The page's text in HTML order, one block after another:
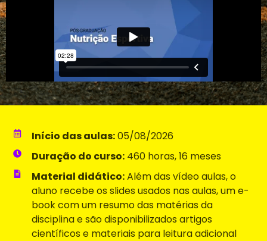
Início das aulas:05/08/2026
Duração do curso:460 horas, 16 meses
Material didático:Além das vídeo aulas, o
aluno recebe os slides usados nas aulas, um e-
book com um resumo das matérias da
disciplina e são disponibilizados artigos
científicos e materiais para leitura adicional